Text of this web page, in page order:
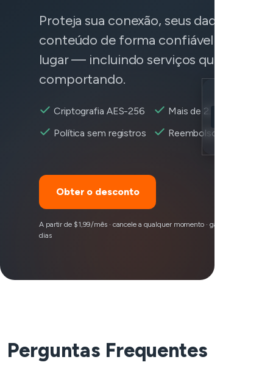
Proteja sua conexão, seus dados e
conteúdo de forma confiável de
lugar — incluindo serviços que não
comportando.
Criptografia AES-256
Mais de 2.600+
Política sem registros
Reembolso em 30 dias
Obter o desconto
A partir de $1,99/mês · cancele a qualquer momento · garantia de
dias
Perguntas Frequentes